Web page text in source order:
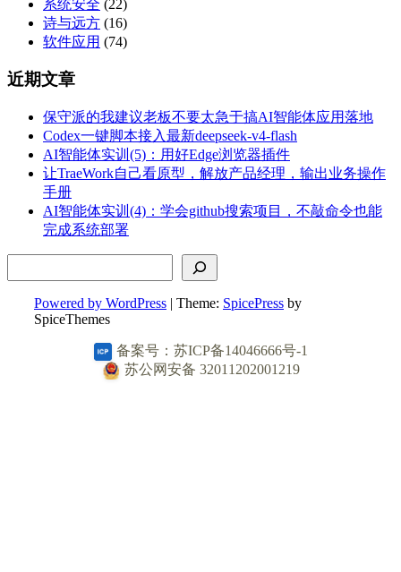
系统安全 (22)
诗与远方 (16)
软件应用 (74)
近期文章
保守派的我建议老板不要太急于搞AI智能体应用落地
Codex一键脚本接入最新deepseek-v4-flash
AI智能体实训(5)：用好Edge浏览器插件
让TraeWork自己看原型，解放产品经理，输出业务操作
手册
AI智能体实训(4)：学会github搜索项目，不敲命令也能
完成系统部署
Powered by WordPress | Theme: SpicePress by
SpiceThemes
备案号：苏ICP备14046666号-1
苏公网安备 32011202001219